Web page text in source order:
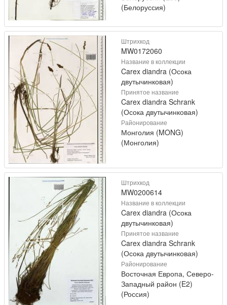
(Белоруссия)
Штрихкод
MW0172060
Название в коллекции
Carex diandra (Осока
двутычинковая)
Принятое название
Carex diandra Schrank
(Осока двутычинковая)
Районирование
Монголия (MONG)
(Монголия)
Штрихкод
MW0200614
Название в коллекции
Carex diandra (Осока
двутычинковая)
Принятое название
Carex diandra Schrank
(Осока двутычинковая)
Районирование
Восточная Европа, Северо-
Западный район (E2)
(Россия)